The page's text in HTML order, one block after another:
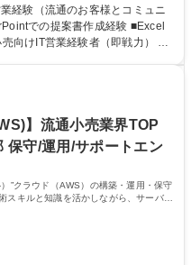
：月5～10回（大阪を起点に名
経験（流通のお客様とコミュニ
での提案書作成経験 ■Excel
の面で圧倒的な強みを保持して
などの社会課題解決、消費者の
】流通小売業界TOP
保守/運用/サポートエン
”クラウド（AWS）の構築・運用・保守
キルと知識を活かしながら、サーバを